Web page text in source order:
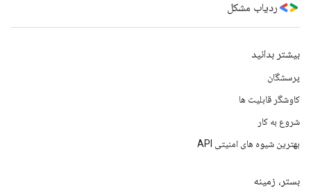
ردیاب مشکل
بیشتر بدانید
پرسشگان
کاوشگر قابلیت ها
شروع به کار
بهترین شیوه های امنیتی API
بستر، زمینه